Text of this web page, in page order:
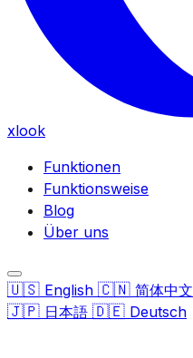
xlook
Funktionen
Funktionsweise
Blog
Über uns
🇺🇸 English 🇨🇳 简体中文
🇯🇵 日本語 🇩🇪 Deutsch